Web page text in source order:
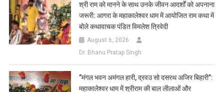
​श्री राम को मानने के साथ उनके जीवन आदर्शों को अपनाना
जरूरी: आगरा के महाकालेश्वर धाम में आयोजित राम कथा में
बोले कथावाचक पंडित विमलेश त्रिवेदी
August 6, 2026
Dr. Bhanu Pratap Singh
​”मंगल भवन अमंगल हारी, द्रवउ सो दसरथ अजिर बिहारी”:
महाकालेश्वर धाम में श्रीराम की बाल लीलाओं और